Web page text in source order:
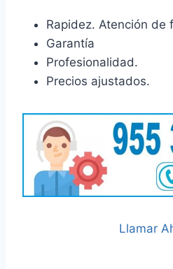
Rapidez. Atención de
Garantía
Profesionalidad.
Precios ajustados.
Llamar